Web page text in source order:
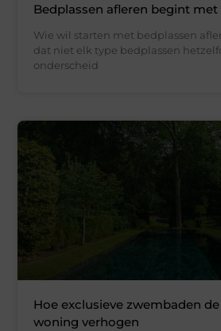
Bedplassen afleren begint
Wie wil starten met bedplassen
dat niet elk type bedplassen
onderscheid
Hoe exclusieve zwembaden
woning verhogen